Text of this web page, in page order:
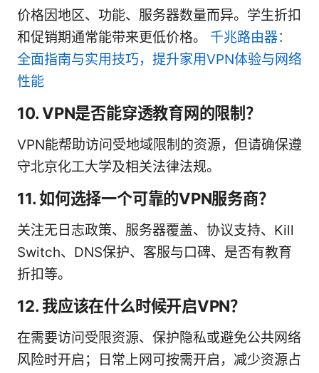
价格因地区、功能、服务器数量而异。学生折扣
和促销期通常能带来更低价格。 千兆路由器：
全面指南与实用技巧，提升家用VPN体验与网络
性能
10. VPN是否能穿透教育网的限制？
VPN能帮助访问受地域限制的资源，但请确保遵
守北京化工大学及相关法律法规。
11. 如何选择一个可靠的VPN服务商？
关注无日志政策、服务器覆盖、协议支持、Kill
Switch、DNS保护、客服与口碑、是否有教育
折扣等。
12. 我应该在什么时候开启VPN？
在需要访问受限资源、保护隐私或避免公共网络
风险时开启；日常上网可按需开启，减少资源占